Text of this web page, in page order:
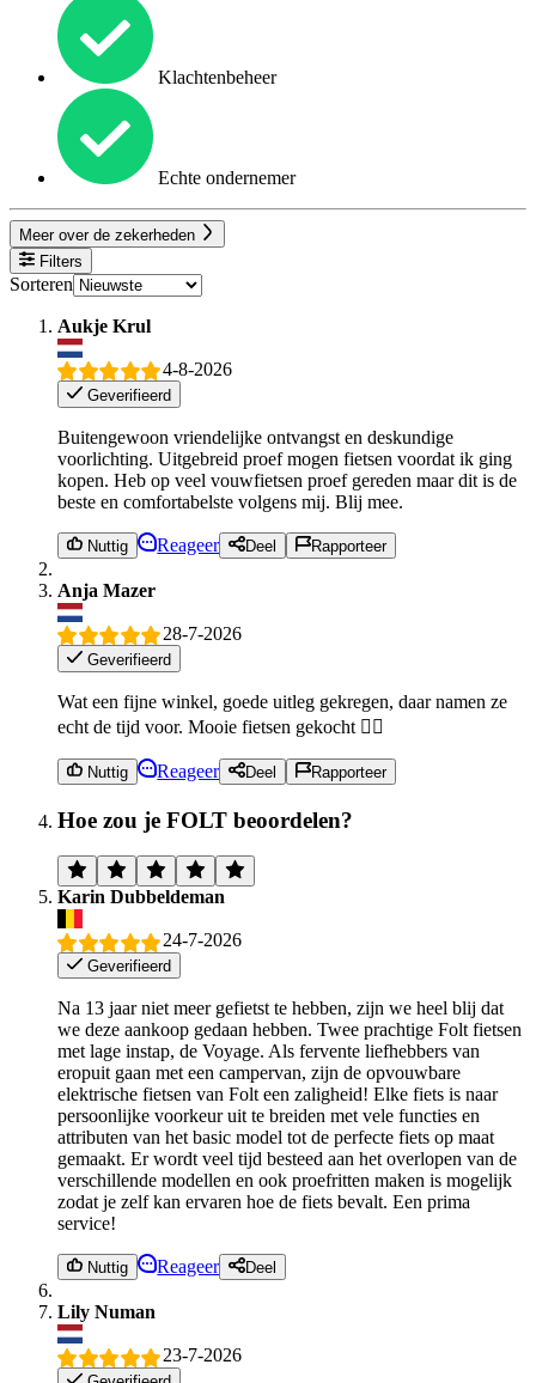
Klachtenbeheer
Echte ondernemer
Meer over de zekerheden
Filters
Sorteren
Aukje Krul
4-8-2026
Geverifieerd
Buitengewoon vriendelijke ontvangst en deskundige
voorlichting. Uitgebreid proef mogen fietsen voordat ik ging
kopen. Heb op veel vouwfietsen proef gereden maar dit is de
beste en comfortabelste volgens mij. Blij mee.
Nuttig Reageer Deel Rapporteer
Anja Mazer
28-7-2026
Geverifieerd
Wat een fijne winkel, goede uitleg gekregen, daar namen ze
echt de tijd voor. Mooie fietsen gekocht 👌🏻
Nuttig Reageer Deel Rapporteer
Hoe zou je FOLT beoordelen?
Karin Dubbeldeman
24-7-2026
Geverifieerd
Na 13 jaar niet meer gefietst te hebben, zijn we heel blij dat
we deze aankoop gedaan hebben. Twee prachtige Folt fietsen
met lage instap, de Voyage. Als fervente liefhebbers van
eropuit gaan met een campervan, zijn de opvouwbare
elektrische fietsen van Folt een zaligheid! Elke fiets is naar
persoonlijke voorkeur uit te breiden met vele functies en
attributen van het basic model tot de perfecte fiets op maat
gemaakt. Er wordt veel tijd besteed aan het overlopen van de
verschillende modellen en ook proefritten maken is mogelijk
zodat je zelf kan ervaren hoe de fiets bevalt. Een prima
service!
Nuttig Reageer Deel
Lily Numan
23-7-2026